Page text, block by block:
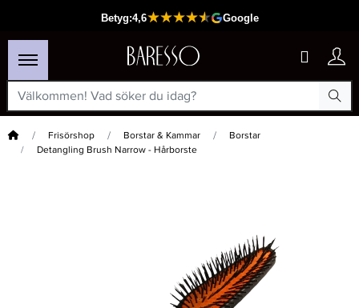
Hem Frisörshop Borstar & Kammar
Borstar
Detangling Brush Narrow - Hårborste